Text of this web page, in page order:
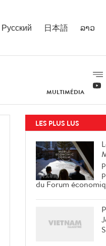
Русский 日本語 ລາວ
MULTIMÉDIA
LES PLUS LUS
du Forum